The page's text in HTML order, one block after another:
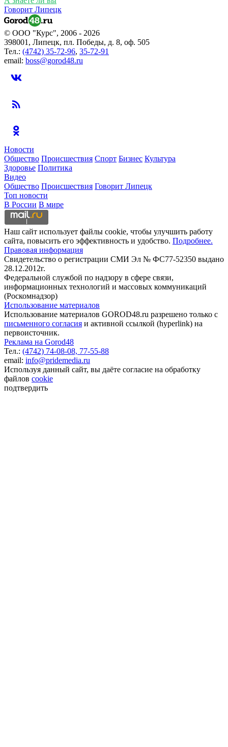
Говорит Липецк
© ООО "Курс", 2006 - 2026
398001, Липецк, пл. Победы, д. 8, оф. 505
Тел.: (4742) 35-72-96, 35-72-91
email: boss@gorod48.ru
Новости
Общество Происшествия Спорт Бизнес Культура
Здоровье Политика
Видео
Общество Происшествия Говорит Липецк
Топ новости
В России В мире
Наш сайт использует файлы cookie, чтобы улучшить работу
сайта, повысить его эффективность и удобство. Подробнее.
Правовая информация
Свидетельство о регистрации СМИ Эл № ФС77-52350 выдано
28.12.2012г.
Федеральной службой по надзору в сфере связи,
информационных технологий и массовых коммуникаций
(Роскомнадзор)
Использование материалов
Использование материалов GOROD48.ru разрешено только с
письменного согласия и активной ссылкой (hyperlink) на
первоисточник.
Реклама на Gorod48
Тел.: (4742) 74-08-08, 77-55-88
email: info@pridemedia.ru
Используя данный сайт, вы даёте согласие на обработку
файлов cookie
подтвердить